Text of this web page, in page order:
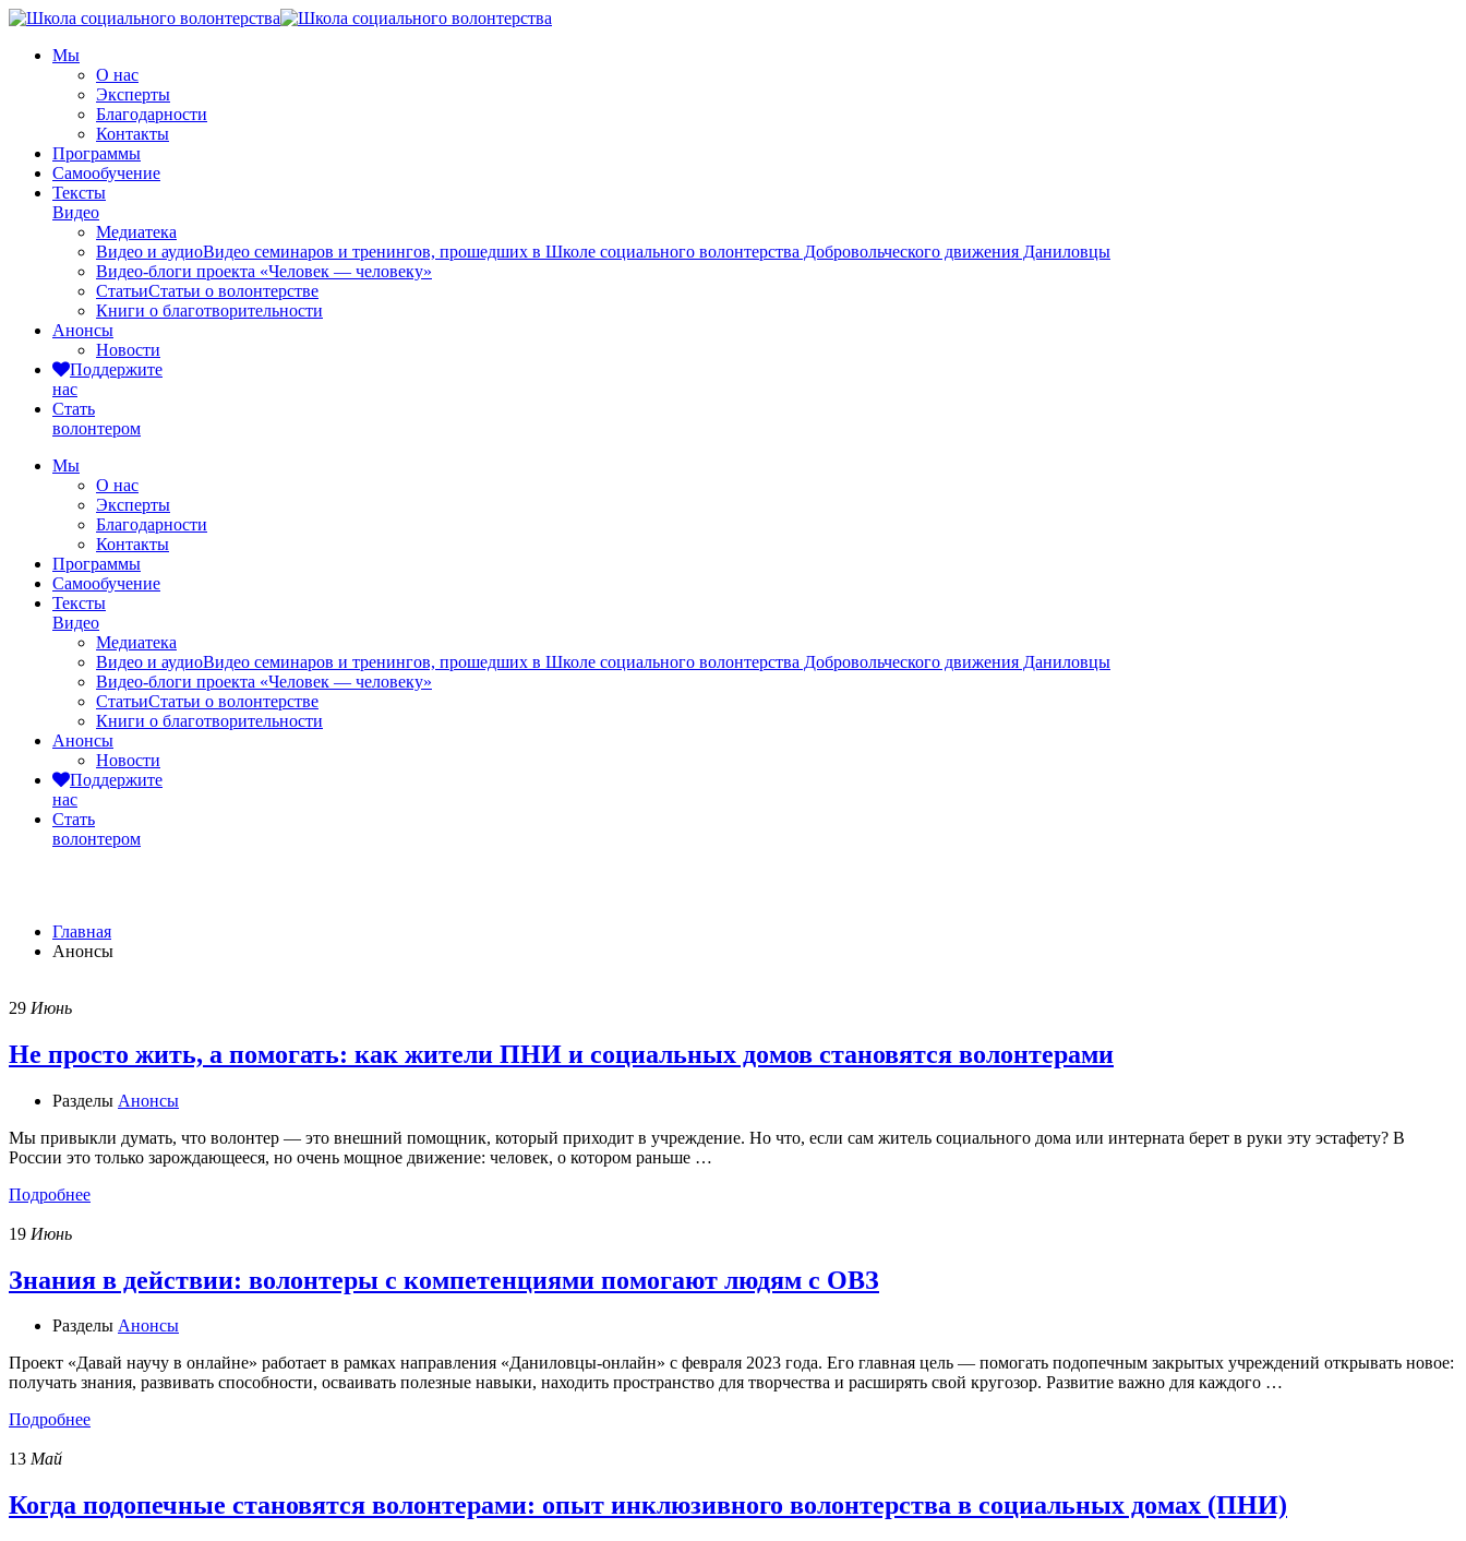
Мы
О нас
Эксперты
Благодарности
Контакты
Программы
Самообучение
Тексты
Видео
Медиатека
Видео и аудиоВидео семинаров и тренингов, прошедших в Школе социального волонтерства Добровольческого движения Даниловцы
Видео-блоги проекта «Человек — человеку»
СтатьиСтатьи о волонтерстве
Книги о благотворительности
Анонсы
Новости
Поддержите
нас
Стать
волонтером
Мы
О нас
Эксперты
Благодарности
Контакты
Программы
Самообучение
Тексты
Видео
Медиатека
Видео и аудиоВидео семинаров и тренингов, прошедших в Школе социального волонтерства Добровольческого движения Даниловцы
Видео-блоги проекта «Человек — человеку»
СтатьиСтатьи о волонтерстве
Книги о благотворительности
Анонсы
Новости
Поддержите
нас
Стать
волонтером
Главная
Анонсы
29 Июнь
Не просто жить, а помогать: как жители ПНИ и социальных домов становятся волонтерами
Разделы Анонсы
Мы привыкли думать, что волонтер — это внешний помощник, который приходит в учреждение. Но что, если сам житель социального дома или интерната берет в руки эту эстафету? В
России это только зарождающееся, но очень мощное движение: человек, о котором раньше …
Подробнее
19 Июнь
Знания в действии: волонтеры с компетенциями помогают людям с ОВЗ
Разделы Анонсы
Проект «Давай научу в онлайне» работает в рамках направления «Даниловцы-онлайн» с февраля 2023 года. Его главная цель — помогать подопечным закрытых учреждений открывать новое:
получать знания, развивать способности, осваивать полезные навыки, находить пространство для творчества и расширять свой кругозор. Развитие важно для каждого …
Подробнее
13 Май
Когда подопечные становятся волонтерами: опыт инклюзивного волонтерства в социальных домах (ПНИ)